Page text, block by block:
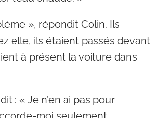
», répondit Colin. Ils
elle, ils étaient passés devant
à présent la voiture dans
: « Je n’en ai pas pour